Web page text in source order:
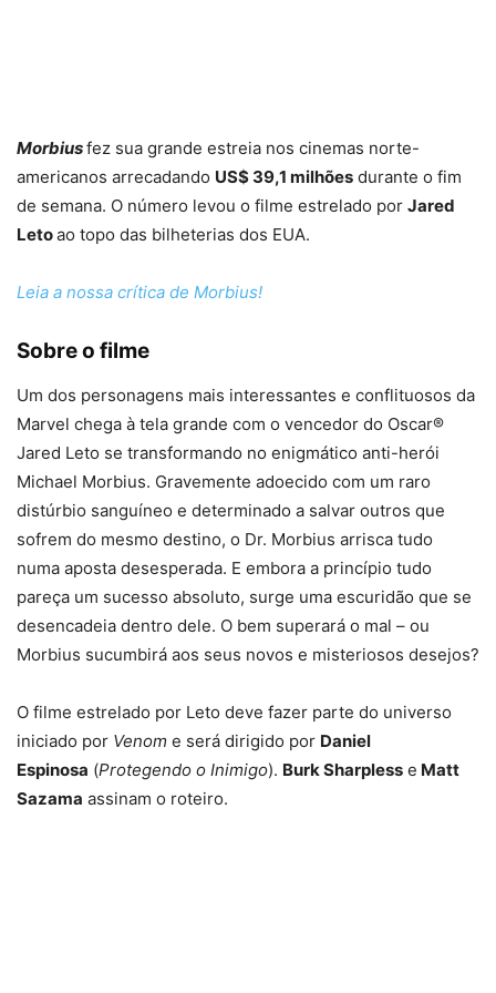
Morbiusfez sua grande estreia nos cinemas norte-
americanos arrecadando US$ 39,1 milhões durante o fim
de semana. O número levou o filme estrelado por Jared
Letoao topo das bilheterias dos EUA.
Leia a nossa crítica de Morbius!
Sobre o filme
Um dos personagens mais interessantes e conflituosos da
Marvel chega à tela grande com o vencedor do Oscar®
Jared Leto se transformando no enigmático anti-herói
Michael Morbius. Gravemente adoecido com um raro
distúrbio sanguíneo e determinado a salvar outros que
sofrem do mesmo destino, o Dr. Morbius arrisca tudo
numa aposta desesperada. E embora a princípio tudo
pareça um sucesso absoluto, surge uma escuridão que se
desencadeia dentro dele. O bem superará o mal – ou
Morbius sucumbirá aos seus novos e misteriosos desejos?
O filme estrelado por Leto deve fazer parte do universo
iniciado por Venom e será dirigido por Daniel
Espinosa (Protegendo o Inimigo). Burk Sharpless e Matt
Sazama assinam o roteiro.